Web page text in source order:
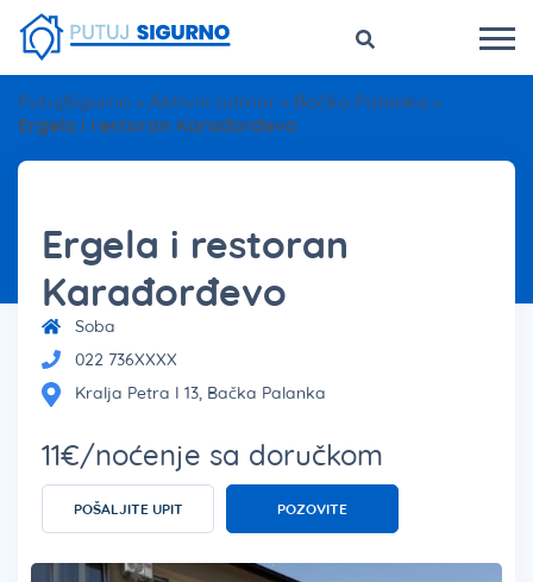
PutujSigurno » Aktivni odmor » Bačka Palanka »
Ergela i restoran Karađorđevo
Ergela i restoran
Karađorđevo
Soba
022 736XXXX
Kralja Petra I 13, Bačka Palanka
11€/noćenje sa doručkom
POŠALJITE UPIT POZOVITE